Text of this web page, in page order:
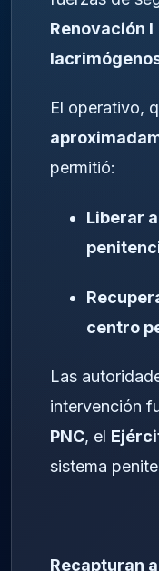
Renovación I
El operativo,
permitió:
Liberar
centro
Las
intervención
PNC, el
sistema
Recapturan